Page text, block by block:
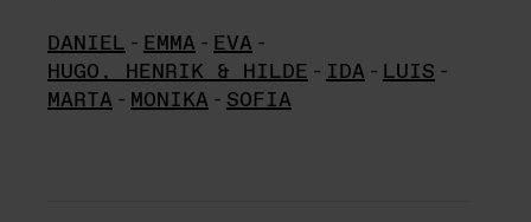
DANIEL - EMMA - EVA -
HUGO, HENRIK & HILDE - IDA - LUIS -
MARTA - MONIKA - SOFIA